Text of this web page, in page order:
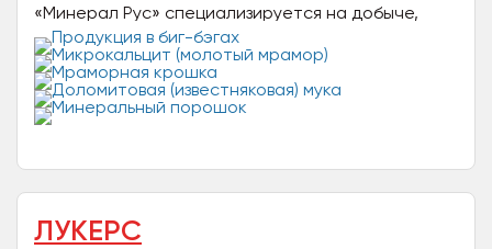
«Минерал Рус» специализируется на добыче,
переработке и доставке нерудных материалов,
продукции из...
ЛУКЕРС